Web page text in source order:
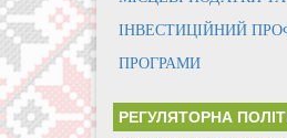
ІНВЕСТИЦІЙНИЙ
ПРОГРАМИ
РЕГУЛЯТОРНА